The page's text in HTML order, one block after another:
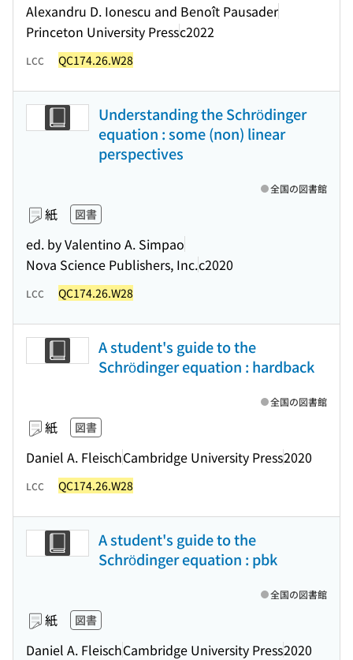
Alexandru D. Ionescu and Benoît Pausader
Princeton University Pressc2022
LCC QC174.26.W28
Understanding the Schrödinger
equation : some (non) linear
perspectives
紙 図書
ed. by Valentino A. Simpao
Nova Science Publishers, Inc.c2020
全国の図書館
LCC QC174.26.W28
A student's guide to the
Schrödinger equation : hardback
紙 図書
Daniel A. FleischCambridge University Press2020
全国の図書館
LCC QC174.26.W28
A student's guide to the
Schrödinger equation : pbk
紙 図書
Daniel A. FleischCambridge University Press2020
全国の図書館